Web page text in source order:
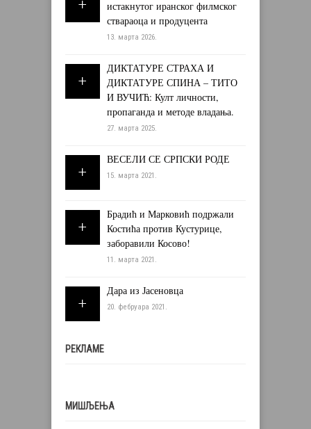
истакнутог иранског филмског
ствараоца и продуцента
13. марта 2026.
ДИКТАТУРЕ СТРАХА И
ДИКТАТУРЕ СПИНА – ТИТО
И ВУЧИЋ: Култ личности,
пропаганда и методе владања.
27. марта 2025.
ВЕСЕЛИ СЕ СРПСКИ РОДЕ
15. марта 2021.
Брадић и Марковић подржали
Костића против Кустурице,
заборавили Косово!
11. марта 2021.
Дара из Јасеновца
20. фебруара 2021.
РЕКЛАМЕ
МИШЉЕЊА